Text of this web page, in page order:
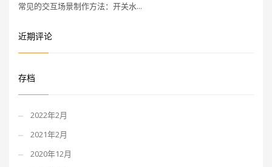
常见的交互场景制作方法：开关水...
近期评论
存档
2022年2月
2021年2月
2020年12月